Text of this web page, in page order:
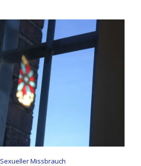
Sexueller Missbrauch